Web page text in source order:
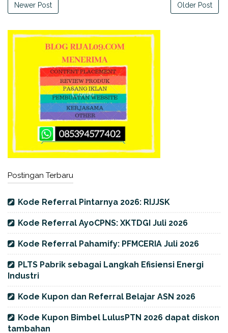
Newer Post Older Post
Postingan Terbaru
Kode Referral Pintarnya 2026: RIJJSK
Kode Referral AyoCPNS: XKTDGI Juli 2026
Kode Referral Pahamify: PFMCERIA Juli 2026
PLTS Pabrik sebagai Langkah Efisiensi Energi
Industri
Kode Kupon dan Referral Belajar ASN 2026
Kode Kupon Bimbel LulusPTN 2026 dapat diskon
tambahan